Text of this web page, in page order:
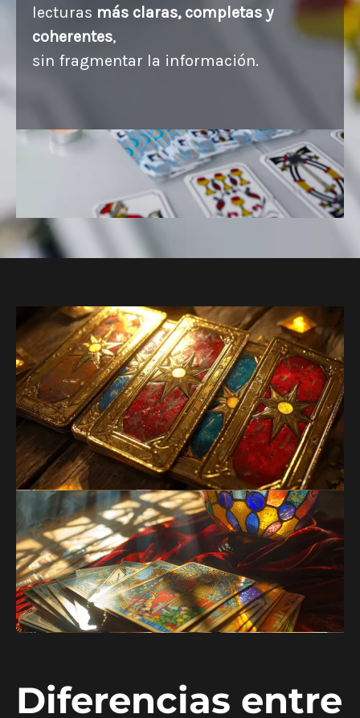
lecturas más claras, completas y
coherentes,
sin fragmentar la información.
Diferencias entre